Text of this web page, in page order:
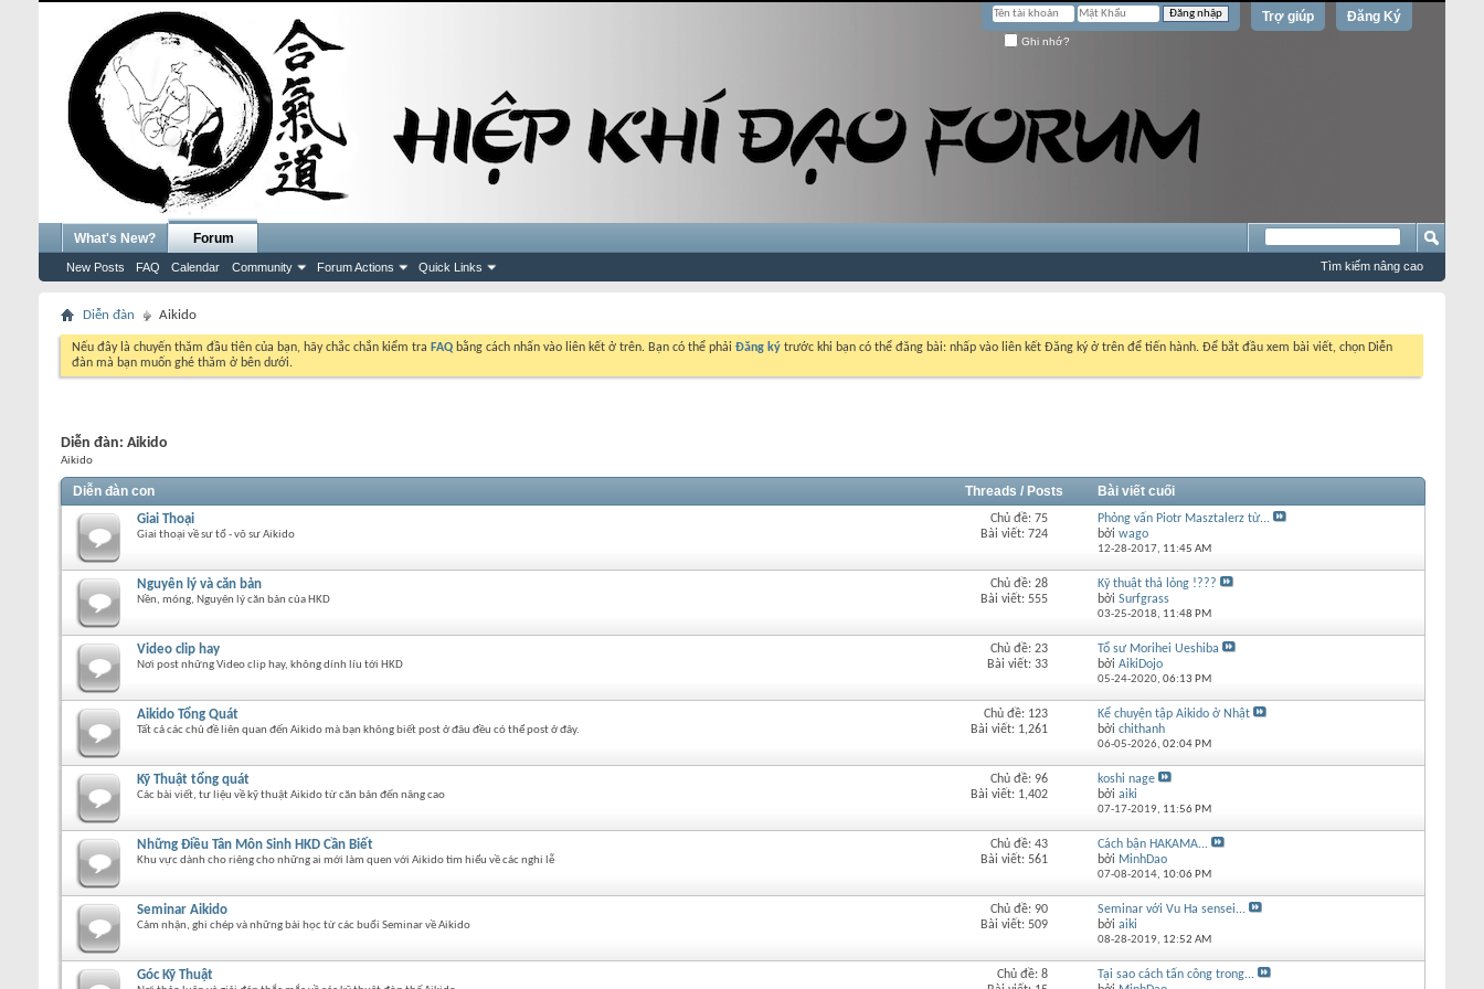
Đăng Ký
Trợ giúp
Ghi nhớ?
What's New? Forum
New Posts FAQ Calendar Community Forum Actions Quick Links Tìm kiếm nâng cao
Diễn đàn Aikido
Nếu đây là chuyến thăm đầu tiên của bạn, hãy chắc chắn kiểm tra FAQ bằng cách nhấn vào liên kết ở trên. Bạn có thể phải Đăng ký trước khi bạn có thể đăng bài: nhấp vào liên kết Đăng ký ở trên để tiến hành. Để bắt đầu xem bài viết, chọn Diễn
đàn mà bạn muốn ghé thăm ở bên dưới.
Diễn đàn: Aikido
Aikido
Diễn đàn con Threads / Posts Bài viết cuối
Giai Thoại
Giai thoại về sư tổ - võ sư Aikido
Chủ đề: 75
Bài viết: 724
Phỏng vấn Piotr Masztalerz từ...
bởi wago
12-28-2017, 11:45 AM
Nguyên lý và căn bản
Nền, móng, Nguyên lý căn bản của HKD
Chủ đề: 28
Bài viết: 555
Kỹ thuật thả lỏng !???
bởi Surfgrass
03-25-2018, 11:48 PM
Video clip hay
Nơi post những Video clip hay, không dính líu tới HKD
Chủ đề: 23
Bài viết: 33
Tổ sư Morihei Ueshiba
bởi AikiDojo
05-24-2020, 06:13 PM
Aikido Tổng Quát
Tất cả các chủ đề liên quan đến Aikido mà bạn không biết post ở đâu đều có thể post ở đây.
Chủ đề: 123
Bài viết: 1,261
Kể chuyện tập Aikido ở Nhật
bởi chithanh
06-05-2026, 02:04 PM
Kỹ Thuật tổng quát
Các bài viết, tư liệu về kỹ thuật Aikido từ căn bản đến nâng cao
Chủ đề: 96
Bài viết: 1,402
koshi nage
bởi aiki
07-17-2019, 11:56 PM
Những Điều Tân Môn Sinh HKD Cần Biết
Khu vực dành cho riêng cho những ai mới làm quen với Aikido tìm hiểu về các nghi lễ
Chủ đề: 43
Bài viết: 561
Cách bận HAKAMA...
bởi MinhDao
07-08-2014, 10:06 PM
Seminar Aikido
Cảm nhận, ghi chép và những bài học từ các buổi Seminar về Aikido
Chủ đề: 90
Bài viết: 509
Seminar với Vu Ha sensei...
bởi aiki
08-28-2019, 12:52 AM
Góc Kỹ Thuật
Chủ đề: 8
Tại sao cách tấn công trong...